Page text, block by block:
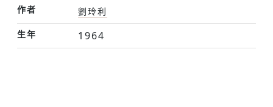
作者
劉玲利
生年
1964